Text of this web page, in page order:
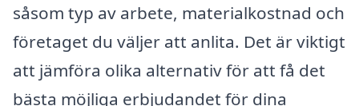
såsom typ av arbete, materialkostnad och
företaget du väljer att anlita. Det är viktigt
att jämföra olika alternativ för att få det
bästa möjliga erbjudandet för dina